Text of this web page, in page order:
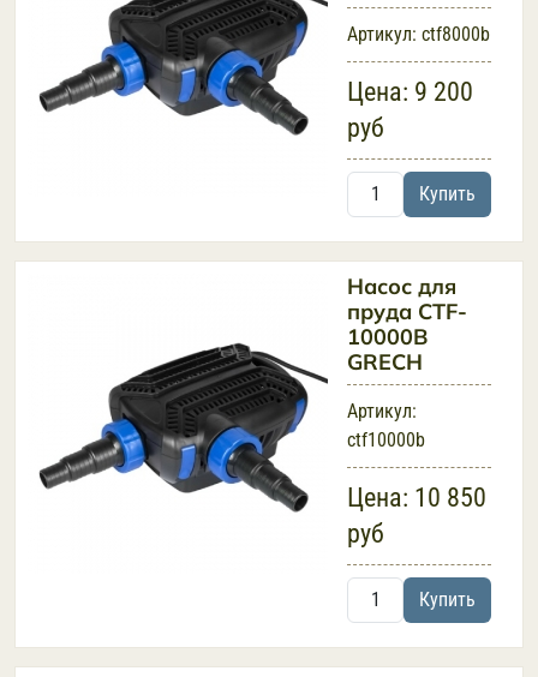
Артикул: ctf8000b
Цена: 9 200
руб
Купить
Насос для
пруда CTF-
10000B
GRECH
Артикул:
ctf10000b
Цена: 10 850
руб
Купить